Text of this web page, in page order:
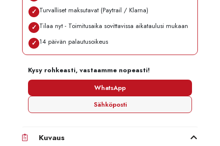
✓ Turvalliset maksutavat (Paytrail / Klarna)
✓ Tilaa nyt - Toimitusaika sovittavissa aikataulusi mukaan
✓ 14 päivän palautusoikeus
Kysy rohkeasti, vastaamme nopeasti!
WhatsApp
Sähköposti
Kuvaus